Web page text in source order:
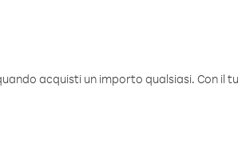
acquisti un importo qualsiasi. Con il